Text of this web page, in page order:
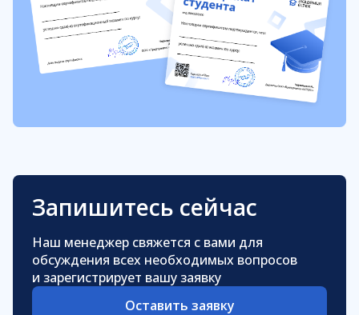
Запишитесь сейчас
Наш менеджер свяжется с вами для
обсуждения всех необходимых вопросов
и зарегистрирует вашу заявку
Оставить заявку